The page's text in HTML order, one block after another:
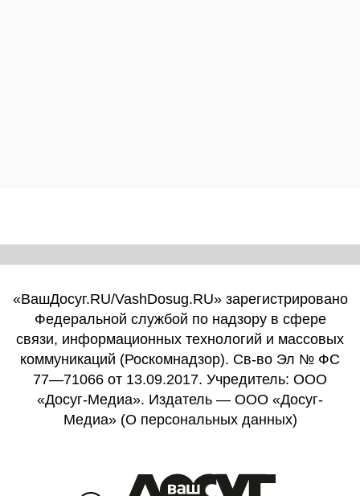
«ВашДосуг.RU/VashDosug.RU» зарегистрировано
Федеральной службой по надзору в сфере
связи, информационных технологий и массовых
коммуникаций (Роскомнадзор). Св-во Эл № ФС
77—71066 от 13.09.2017. Учредитель: ООО
«Досуг-Медиа». Издатель — ООО «Досуг-
Медиа» (О персональных данных)